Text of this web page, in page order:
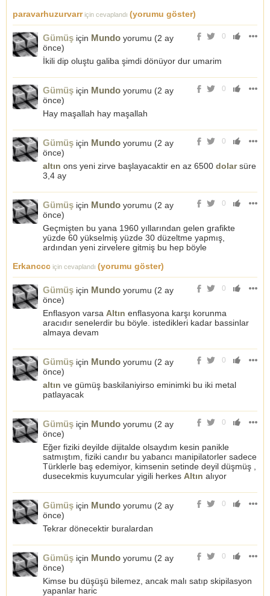
paravarhuzurvarriçin cevaplandı (yorumu göster)
0
Gümüş için Mundo yorumu (2 ay
önce)
İkili dip oluştu galiba şimdi dönüyor dur umarim
0
Gümüş için Mundo yorumu (2 ay
önce)
Hay maşallah hay maşallah
0
Gümüş için Mundo yorumu (2 ay
önce)
altın ons yeni zirve başlayacaktir en az 6500 dolarsüre
3,4 ay
0
Gümüş için Mundo yorumu (2 ay
önce)
Geçmişten bu yana 1960 yıllarından gelen grafikte
yüzde 60 yükselmiş yüzde 30 düzeltme yapmış,
ardından yeni zirvelere gitmiş bu hep böyle
Erkanccc için cevaplandı (yorumu göster)
0
Gümüş için Mundo yorumu (2 ay
önce)
Enflasyon varsa Altın enflasyona karşı korunma
aracıdır senelerdir bu böyle. istedikleri kadar bassinlar
almaya devam
0
Gümüş için Mundo yorumu (2 ay
önce)
altın ve gümüş baskilaniyirso eminimki bu iki metal
patlayacak
0
Gümüş için Mundo yorumu (2 ay
önce)
Eğer fiziki deyilde dijitalde olsaydım kesin panikle
satmıştım, fiziki candır bu yabancı manipilatorler sadece
Türklerle baş edemiyor, kimsenin setinde deyil düşmüş ,
dusecekmis kuyumcular yigili herkes Altın alıyor
0
Gümüş için Mundo yorumu (2 ay
önce)
Tekrar dönecektir buralardan
0
Gümüş için Mundo yorumu (2 ay
önce)
Kimse bu düşüşü bilemez, ancak malı satıp skipilasyon
yapanlar haric